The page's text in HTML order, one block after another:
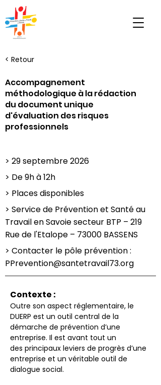
< Retour
> 29 septembre 2026
Accompagnement
méthodologique à la rédaction
du document unique
d'évaluation des risques
professionnels
> De 9h à 12h
> Places disponibles
> Service de Prévention et Santé au
Travail en Savoie secteur BTP – 219
Rue de l'Etalope – 73000 BASSENS
> Contacter le pôle prévention :
PPrevention@santetravail73.org
Contexte :
Outre son aspect réglementaire, le
DUERP est un outil central de la
démarche de prévention d’une
entreprise. Il est avant tout un
des principaux leviers de progrès d’une
entreprise et un véritable outil de
dialogue social.